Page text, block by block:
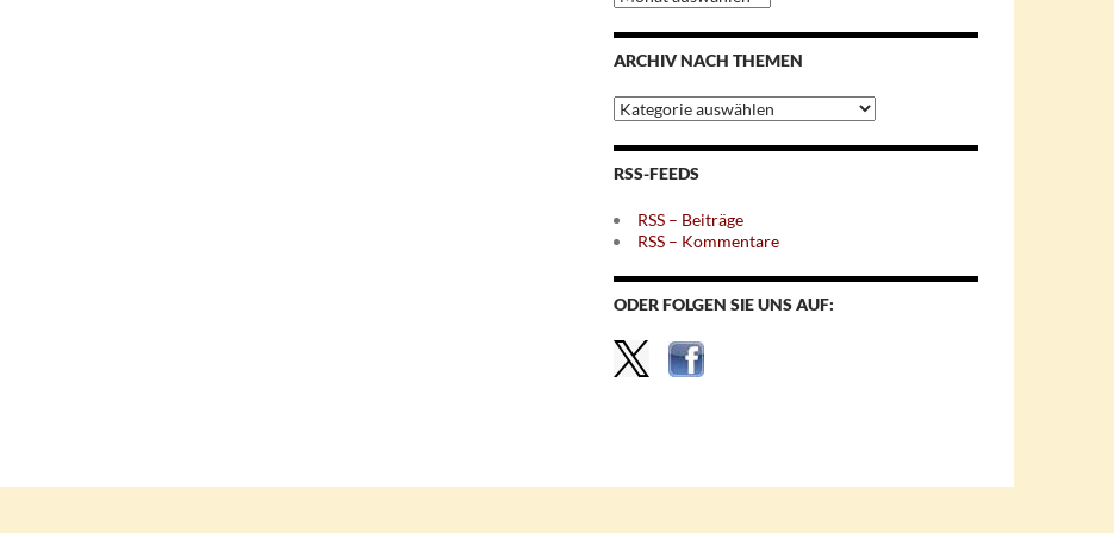
nach
Monaten
ARCHIV NACH THEMEN
Archiv
nach
Themen
RSS-FEEDS
RSS – Beiträge
RSS – Kommentare
ODER FOLGEN SIE UNS AUF: